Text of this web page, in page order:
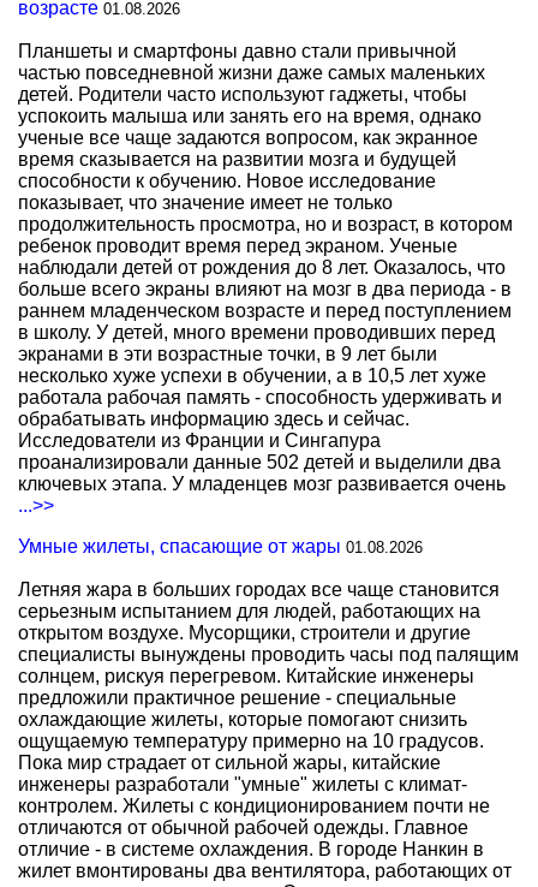
возрасте 01.08.2026
Планшеты и смартфоны давно стали привычной
частью повседневной жизни даже самых маленьких
детей. Родители часто используют гаджеты, чтобы
успокоить малыша или занять его на время, однако
ученые все чаще задаются вопросом, как экранное
время сказывается на развитии мозга и будущей
способности к обучению. Новое исследование
показывает, что значение имеет не только
продолжительность просмотра, но и возраст, в котором
ребенок проводит время перед экраном. Ученые
наблюдали детей от рождения до 8 лет. Оказалось, что
больше всего экраны влияют на мозг в два периода - в
раннем младенческом возрасте и перед поступлением
в школу. У детей, много времени проводивших перед
экранами в эти возрастные точки, в 9 лет были
несколько хуже успехи в обучении, а в 10,5 лет хуже
работала рабочая память - способность удерживать и
обрабатывать информацию здесь и сейчас.
Исследователи из Франции и Сингапура
проанализировали данные 502 детей и выделили два
ключевых этапа. У младенцев мозг развивается очень
...>>
Умные жилеты, спасающие от жары 01.08.2026
Летняя жара в больших городах все чаще становится
серьезным испытанием для людей, работающих на
открытом воздухе. Мусорщики, строители и другие
специалисты вынуждены проводить часы под палящим
солнцем, рискуя перегревом. Китайские инженеры
предложили практичное решение - специальные
охлаждающие жилеты, которые помогают снизить
ощущаемую температуру примерно на 10 градусов.
Пока мир страдает от сильной жары, китайские
инженеры разработали "умные" жилеты с климат-
контролем. Жилеты с кондиционированием почти не
отличаются от обычной рабочей одежды. Главное
отличие - в системе охлаждения. В городе Нанкин в
жилет вмонтированы два вентилятора, работающих от